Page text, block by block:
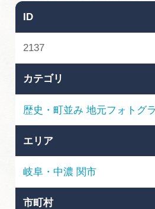
インフォメーション
ぎふ旅レポーター記事
早わかり岐阜
買い物・お土産
体験予約サイト「ＶＩＳ
岐阜県アウトドア観光キ
ID
2137
カテゴリ
歴史・町並み 地元フォトグ
エリア
岐阜・中濃 関市
市町村